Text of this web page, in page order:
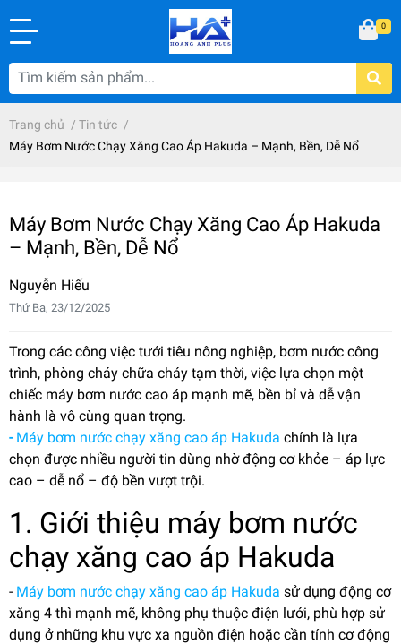
0
Trang chủ / Tin tức /
Máy Bơm Nước Chạy Xăng Cao Áp Hakuda – Mạnh, Bền, Dễ Nổ
Máy Bơm Nước Chạy Xăng Cao Áp Hakuda
– Mạnh, Bền, Dễ Nổ
Nguyễn Hiếu
Thứ Ba, 23/12/2025
Trong các công việc tưới tiêu nông nghiệp, bơm nước công
trình, phòng cháy chữa cháy tạm thời, việc lựa chọn một
chiếc máy bơm nước cao áp mạnh mẽ, bền bỉ và dễ vận
hành là vô cùng quan trọng.
- Máy bơm nước chạy xăng cao áp Hakuda chính là lựa
chọn được nhiều người tin dùng nhờ động cơ khỏe – áp lực
cao – dễ nổ – độ bền vượt trội.
1. Giới thiệu máy bơm nước
chạy xăng cao áp Hakuda
- Máy bơm nước chạy xăng cao áp Hakuda sử dụng động cơ
xăng 4 thì mạnh mẽ, không phụ thuộc điện lưới, phù hợp sử
dụng ở những khu vực xa nguồn điện hoặc cần tính cơ động